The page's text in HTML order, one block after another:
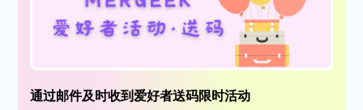
通过邮件及时收到爱好者送码限时活动